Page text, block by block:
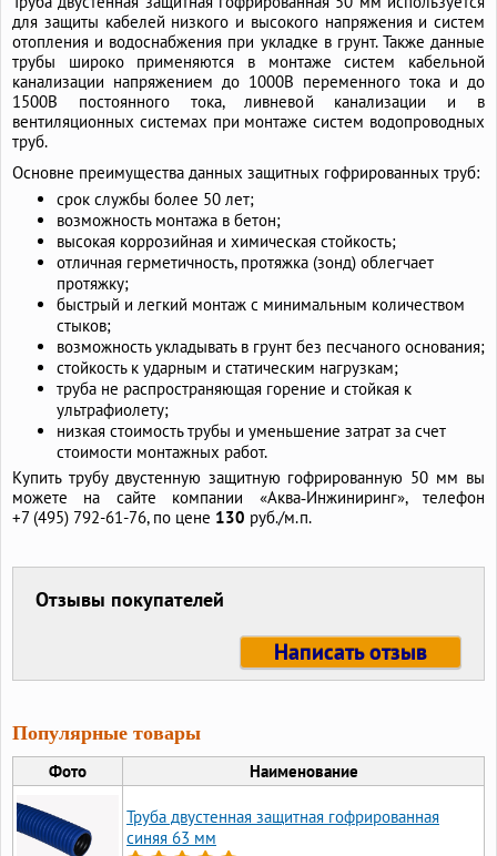
для защиты кабелей низкого и высокого напряжения и систем
отопления и водоснабжения при укладке в грунт. Также данные
трубы широко применяются в монтаже систем кабельной
канализации напряжением до 1000В переменного тока и до
1500В постоянного тока, ливневой канализации и в
вентиляционных системах при монтаже систем водопроводных
труб.
Основне преимущества данных защитных гофрированных труб:
срок службы более 50 лет;
возможность монтажа в бетон;
высокая коррозийная и химическая стойкость;
отличная герметичность, протяжка (зонд) облегчает
протяжку;
быстрый и легкий монтаж с минимальным количеством
стыков;
возможность укладывать в грунт без песчаного основания;
стойкость к ударным и статическим нагрузкам;
труба не распространяющая горение и стойкая к
ультрафиолету;
низкая стоимость трубы и уменьшение затрат за счет
стоимости монтажных работ.
Купить трубу двустенную защитную гофрированную 50 мм вы
можете на сайте компании «Аква‑Инжиниринг», телефон
+7 (495) 792-61-76,по цене 130 руб./м.п.
Отзывы покупателей
Написать отзыв
Популярные товары
Фото Наименование
Труба двустенная защитная гофрированная
синяя 63 мм